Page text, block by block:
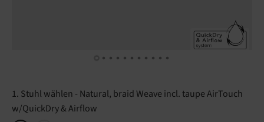
1. Stuhl wählen Natural, braid Weave incl. taupe AirTouch
w/QuickDry & Airflow